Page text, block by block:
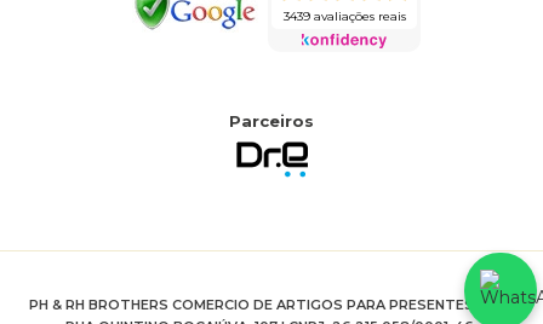
3439 avaliações reais
Parceiros
PH & RH BROTHERS COMERCIO DE ARTIGOS PARA PRESENTES LTDA